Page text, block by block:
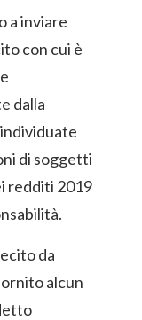
a inviare
con cui è
dalla
di soggetti
redditi 2019
da
alcun